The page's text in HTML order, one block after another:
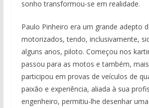
sonho transformou-se em realidade.
Paulo Pinheiro era um grande adepto
motorizados, tendo, inclusivamente,
alguns anos, piloto. Começou nos
passou para as motos e também,
participou em provas de veículos de
paixão e experiência, aliada à sua
engenheiro, permitiu-lhe desenhar